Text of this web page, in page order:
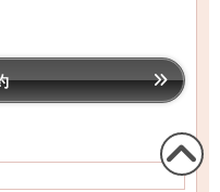
この